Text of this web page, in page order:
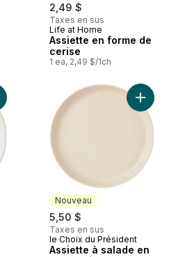
2,49 $
Taxes en sus
Nouveau
Life at Home
Assiette en forme de
cerise
1 ea, 2,49 $/1ch
Assiette à salade Héritage au
Nouveau
5,50 $
Taxes en sus
Nouveau
le Choix du Président
Assiette à salade en
Ajouter